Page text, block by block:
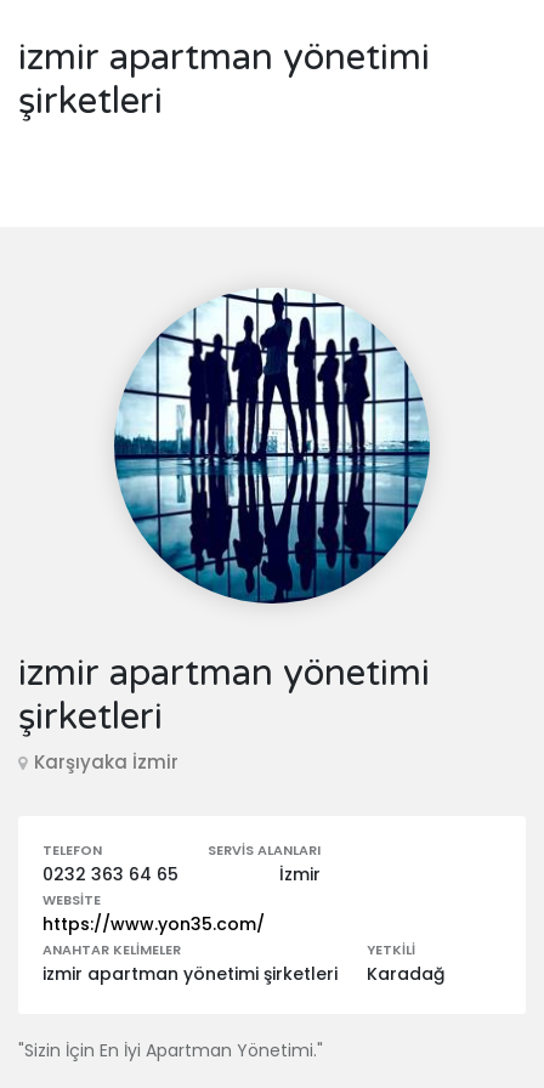
izmir apartman yönetimi
şirketleri
izmir apartman yönetimi
şirketleri
Karşıyaka İzmir
TELEFON
0232 363 64 65
SERVIS ALANLARI
İzmir
WEBSITE
https://www.yon35.com/
ANAHTAR KELIMELER
izmir apartman yönetimi şirketleri
YETKILI
Karadağ
"Sizin İçin En İyi Apartman Yönetimi."